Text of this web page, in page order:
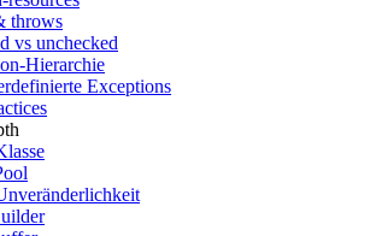
throws
vs unchecked
Hierarchie
Exceptions